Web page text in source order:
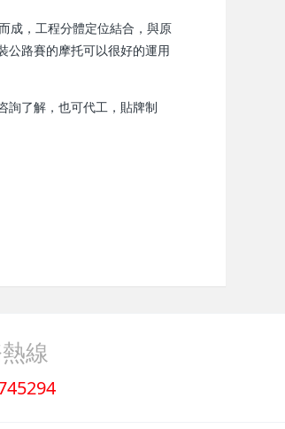
成，工程分體定位結合，與原
公路賽的摩托可以很好的運用
詢了解，也可代工，貼牌制
線